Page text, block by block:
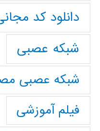
دانلود کد
شبکه عصبی
شبکه عصبی
فیلم آموزشی